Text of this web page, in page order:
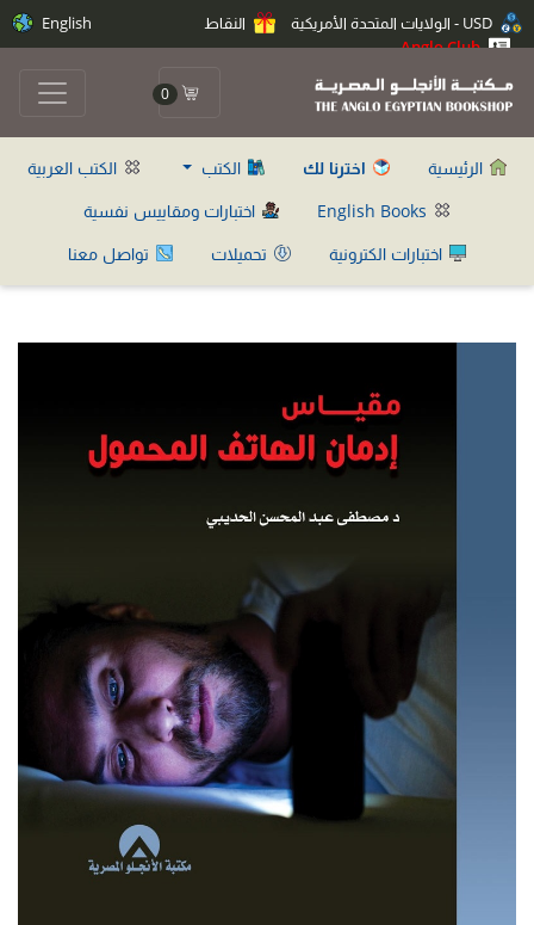
النقاط
Anglo Club
English
0
الرئيسية اخترنا لك الكتب
الكتب العربية
اختبارات ومقاييس نفسية
اختبارات الكترونية
تحميلات تواصل معنا